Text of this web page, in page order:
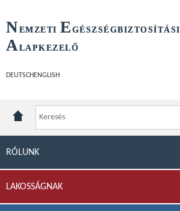
NEMZETI E GÉSZSÉGBIZTOSÍTÁSI
ALAPKEZELŐ
DEUTSCH ENGLISH
RÓLUNK
LAKOSSÁGNAK